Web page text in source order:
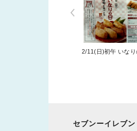
2/11(日)初午 いなり
セブンーイレブ